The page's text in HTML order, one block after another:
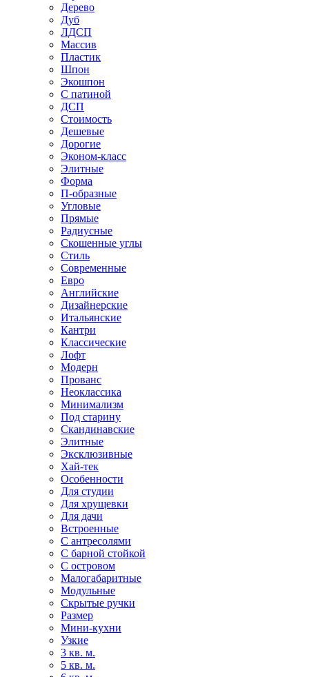
Дерево
Дуб
ЛДСП
Массив
Пластик
Шпон
Экошпон
С патиной
ДСП
Стоимость
Дешевые
Дорогие
Эконом-класс
Элитные
Форма
П-образные
Угловые
Прямые
Радиусные
Скошенные углы
Стиль
Современные
Евро
Английские
Дизайнерские
Итальянские
Кантри
Классические
Лофт
Модерн
Прованс
Неоклассика
Минимализм
Под старину
Скандинавские
Элитные
Эксклюзивные
Хай-тек
Особенности
Для студии
Для хрущевки
Для дачи
Встроенные
С антресолями
С барной стойкой
С островом
Малогабаритные
Модульные
Скрытые ручки
Размер
Мини-кухни
Узкие
3 кв. м.
5 кв. м.